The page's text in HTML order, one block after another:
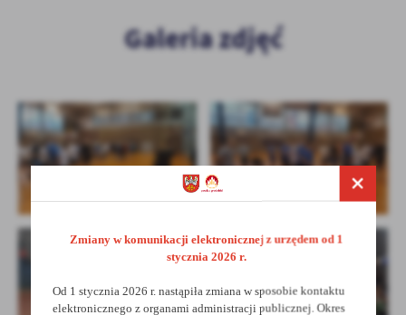
Galeria zdjęć
Zmiany w komunikacji elektronicznej z urzędem od 1
stycznia 2026 r.
Od 1 stycznia 2026 r. nastąpiła zmiana w sposobie kontaktu
elektronicznego z organami administracji publicznej. Okres